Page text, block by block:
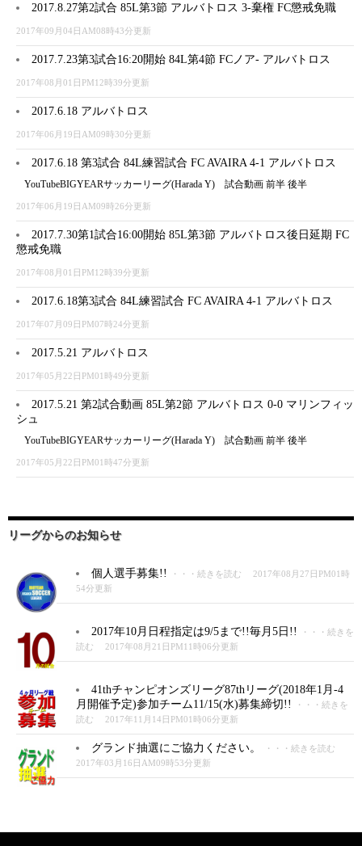
2017.8.27第2試合 85L第3節 アルバトロス 3-棄権 FC懲戒免職
2017年09月04日AM08時43分更新
2017.7.23第3試合16:20開始 84L第4節 FCノア- アルバトロス
2017年08月01日PM12時39分更新
2017.6.18 アルバトロス
2017年06月19日AM09時30分更新
2017.6.18 第3試合 84L練習試合 FC AVAIRA 4-1 アルバトロス
YouTubeBIGYEARサッカーリーグ(Harada Y) 試合動画 前半 後半
2017年06月19日AM09時26分更新
2017.7.30第1試合16:00開始 85L第3節 アルバトロス後日延期 FC
懲戒免職
2017年08月01日PM12時39分更新
2017.6.18第3試合 84L練習試合 FC AVAIRA 4-1 アルバトロス
2017年07月09日PM07時24分更新
2017.5.21 アルバトロス
2017年05月22日PM01時49分更新
2017.5.21 第2試合動画 85L第2節 アルバトロス 0-0 マリンフィッ
シュ
YouTubeBIGYEARサッカーリーグ(Harada Y) 試合動画 前半 後半
2017年05月22日PM01時47分更新
リーグからのお知らせ
個人選手募集!! ・・・続きを読む 2017年08月27日PM01時
54分更新
2017年10月日程指定は9/5まで!!毎月5日!!
・・・続きを
読む 2017年08月21日PM11時06分更新
41thチャンピオンズリーグ87thリーグ(2018年1月-4
月開催予定)参加チーム11/15(水)募集締切!!
・・・続きを
読む 2017年11月14日PM01時06分更新
グランド抽選にご協力ください。
・・・続きを読む
2017年03月16日AM09時53分更新